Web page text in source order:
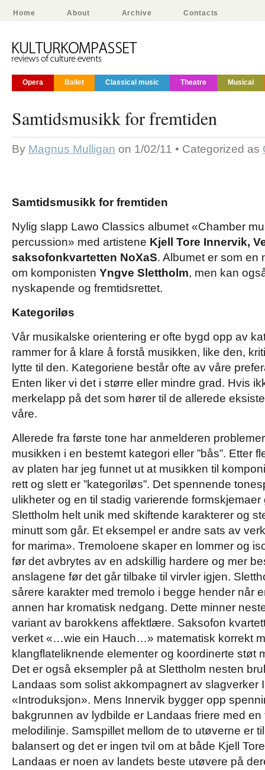
Home About Archive Contacts
Opera Ballet Classical music Theatre Musical
Samtidsmusikk for fremtiden
By Magnus Mulligan on 1/02/11 • Categorized as
Samtidsmusikk for fremtiden
Nylig slapp Lawo Classics albumet «Chamber
percussion» med artistene Kjell Tore Innervik,
saksofonkvartetten NoXaS. Albumet er som en
om komponisten Yngve Slettholm, men kan
nyskapende og fremtidsrettet.
Kategoriløs
Vår musikalske orientering er ofte bygd opp av
rammer for å klare å forstå musikken, like den,
lytte til den. Kategoriene består ofte av våre
Enten liker vi det i større eller mindre grad. Hvis
merkelapp på det som hører til de allerede
våre.
Allerede fra første tone har anmelderen
musikken i en bestemt kategori eller ”bås”. Etter
av platen har jeg funnet ut at musikken til
rett og slett er ”kategoriløs”. Det spennende
ulikheter og en til stadig varierende
Slettholm helt unik med skiftende karakterer og
minutt som går. Et eksempel er andre sats av
for marima». Tremoloene skaper en lommer og
før det avbrytes av en adskillig hardere og mer
anslagene før det går tilbake til virvler igjen.
sårere karakter med tremolo i begge hender når
annen har kromatisk nedgang. Dette minner
variant av barokkens affektlære. Saksofon
verket «…wie ein Hauch…» matematisk korrekt
klangflateliknende elementer og koordinerte støt
Det er også eksempler på at Slettholm nesten
Landaas som solist akkompagnert av slagverker
«Introduksjon». Mens Innervik bygger opp
bakgrunnen av lydbilde er Landaas friere med en
melodilinje. Samspillet mellom de to utøverne er
balansert og det er ingen tvil om at både Kjell
Landaas er noen av landets beste utøvere på